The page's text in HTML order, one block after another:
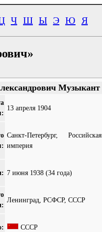
Ч Ш Ы Э Ю Я
Музыкант
13 апреля 1904
Санкт-Петербург, Российская
империя
7 июня 1938 (34 года)
Ленинград, РСФСР, СССР
СССР